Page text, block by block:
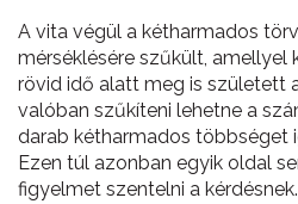
A vita végül a kétharmados
mérséklésére szűkült,
rövid idő alatt meg is született
valóban szűkíteni lehetne a
darab kétharmados többséget
Ezen túl azonban egyik oldal
figyelmet szentelni a kérdésnek.